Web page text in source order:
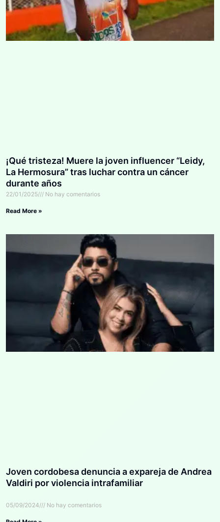
¡Qué tristeza! Muere la joven influencer “Leidy,
La Hermosura” tras luchar contra un cáncer
durante años
22/01/2025 No hay comentarios
Read More »
Joven cordobesa denuncia a expareja de Andrea
Valdiri por violencia intrafamiliar
05/09/2024 No hay comentarios